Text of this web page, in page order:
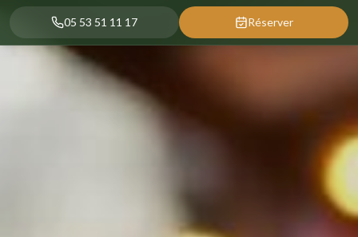
05 53 51 11 17 Réserver